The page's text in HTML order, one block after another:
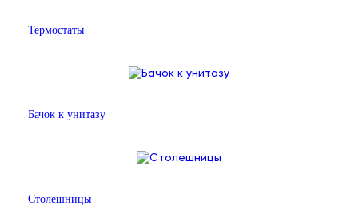
Термостаты
Бачок к унитазу
Столешницы